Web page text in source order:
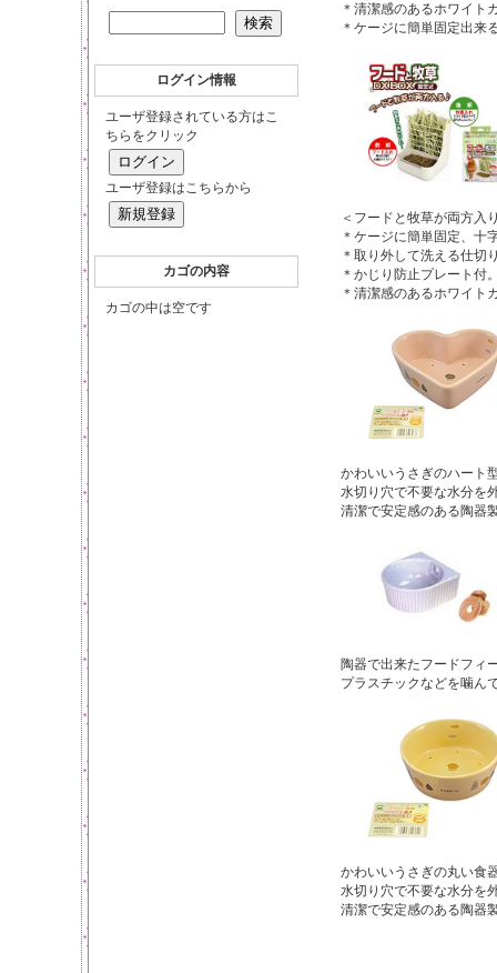
ログイン情報
ユーザ登録されている方はこ
ちらをクリック
ユーザ登録はこちらから
カゴの内容
カゴの中は空です
＊清潔感のあるホワイト
＊ケージに簡単固定出来
＜フードと牧草が両方入
＊ケージに簡単固定、十
＊取り外して洗える仕切
＊かじり防止プレート付
＊清潔感のあるホワイト
かわいいうさぎのハート
水切り穴で不要な水分を
清潔で安定感のある陶器
陶器で出来たフードフィ
プラスチックなどを噛ん
かわいいうさぎの丸い食
水切り穴で不要な水分を
清潔で安定感のある陶器